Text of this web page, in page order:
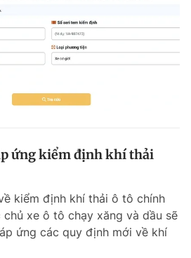
ứng kiểm định khí thải
kiểm định khí thải ô tô chính
xe ô tô chạy xăng và dầu sẽ
ứng các quy định mới về khí